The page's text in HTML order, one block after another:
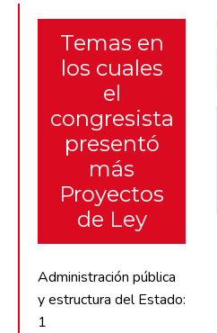
Temas en
los cuales
el
congresista
presentó
más
Proyectos
de Ley
Administración pública
y estructura del Estado:
1